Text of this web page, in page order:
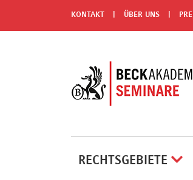
KONTAKT ÜBER UNS
RECHTSGEBIETE